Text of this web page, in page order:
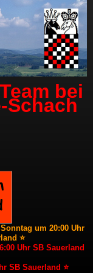
bei
Schach
um 20:00 Uhr
⭐
Uhr SB Sauerland
SB Sauerland ⭐